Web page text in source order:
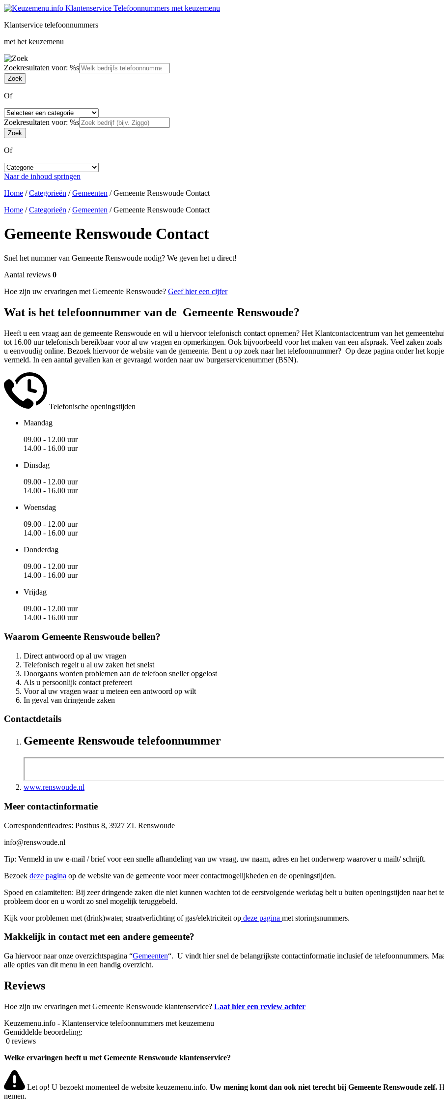
Klantservice telefoonnummers
met het keuzemenu
Zoekresultaten voor: %s
Of
Zoekresultaten voor: %s
Of
Naar de inhoud springen
Home /Categorieën /Gemeenten /Gemeente Renswoude Contact
Home /Categorieën /Gemeenten /Gemeente Renswoude Contact
Gemeente Renswoude Contact
Snel het nummer van Gemeente Renswoude nodig? We geven het u direct!
Aantal reviews 0
Hoe zijn uw ervaringen met Gemeente Renswoude? Geef hier een cijfer
Wat is het telefoonnummer van de Gemeente Renswoude?
Heeft u een vraag aan de gemeente Renswoude en wil u hiervoor telefonisch contact opnemen? Het Klantcontactcentrum van het
tot 16.00 uur telefonisch bereikbaar voor al uw vragen en opmerkingen. Ook bijvoorbeeld voor het maken van een afspraak. Veel zaken
u eenvoudig online. Bezoek hiervoor de website van de gemeente. Bent u op zoek naar het telefoonnummer? Op deze pagina onder het
vermeld. In een aantal gevallen kan er gevraagd worden naar uw burgerservicenummer (BSN).
Telefonische openingstijden
Maandag
09.00 - 12.00 uur
14.00 - 16.00 uur
Dinsdag
09.00 - 12.00 uur
14.00 - 16.00 uur
Woensdag
09.00 - 12.00 uur
14.00 - 16.00 uur
Donderdag
09.00 - 12.00 uur
14.00 - 16.00 uur
Vrijdag
09.00 - 12.00 uur
14.00 - 16.00 uur
Waarom Gemeente Renswoude bellen?
Direct antwoord op al uw vragen
Telefonisch regelt u al uw zaken het snelst
Doorgaans worden problemen aan de telefoon sneller opgelost
Als u persoonlijk contact prefereert
Voor al uw vragen waar u meteen een antwoord op wilt
In geval van dringende zaken
Contactdetails
Gemeente Renswoude telefoonnummer
www.renswoude.nl
Meer contactinformatie
Correspondentieadres: Postbus 8, 3927 ZL Renswoude
info@renswoude.nl
Tip: Vermeld in uw e-mail / brief voor een snelle afhandeling van uw vraag, uw naam, adres en het onderwerp waarover u mailt/ schrijft.
Bezoek deze pagina op de website van de gemeente voor meer contactmogelijkheden en de openingstijden.
Spoed en calamiteiten: Bij zeer dringende zaken die niet kunnen wachten tot de eerstvolgende werkdag belt u buiten openingstijden naar
probleem door en u wordt zo snel mogelijk teruggebeld.
Kijk voor problemen met (drink)water, straatverlichting of gas/elektriciteit op deze pagina met storingsnummers.
Makkelijk in contact met een andere gemeente?
Ga hiervoor naar onze overzichtspagina “Gemeenten“. U vindt hier snel de belangrijkste contactinformatie inclusief de telefoonnummers.
alle opties van dit menu in een handig overzicht.
Reviews
Hoe zijn uw ervaringen met Gemeente Renswoude klantenservice? Laat hier een review achter
Keuzemenu.info - Klantenservice telefoonnummers met keuzemenu
Gemiddelde beoordeling:
0 reviews
Welke ervaringen heeft u met Gemeente Renswoude klantenservice?
Let op! U bezoekt momenteel de website keuzemenu.info. Uw mening komt dan ook niet terecht bij Gemeente Renswoude zelf.
nemen.